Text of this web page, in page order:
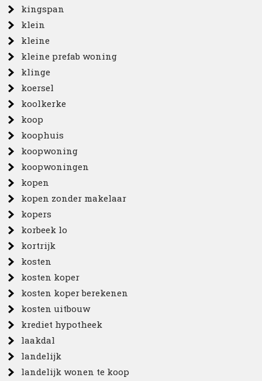
kingspan
klein
kleine
kleine prefab woning
klinge
koersel
koolkerke
koop
koophuis
koopwoning
koopwoningen
kopen
kopen zonder makelaar
kopers
korbeek lo
kortrijk
kosten
kosten koper
kosten koper berekenen
kosten uitbouw
krediet hypotheek
laakdal
landelijk
landelijk wonen te koop